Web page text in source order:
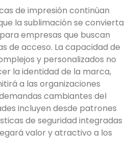
de impresión continúan
la sublimación se convierta
empresas que buscan
de acceso. La capacidad de
y personalizados no
la identidad de la marca,
a las organizaciones
cambiantes del
incluyen desde patrones
de seguridad integradas
valor y atractivo a los